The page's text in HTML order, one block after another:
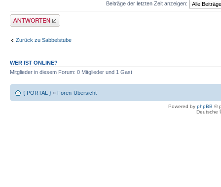
Beiträge der letzten Zeit anzeigen:
Antwort erstellen
Zurück zu Sabbelstube
WER IST ONLINE?
Mitglieder in diesem Forum: 0 Mitglieder und 1 Gast
{ PORTAL } » Foren-Übersicht
Powered by phpBB ©
Deutsche